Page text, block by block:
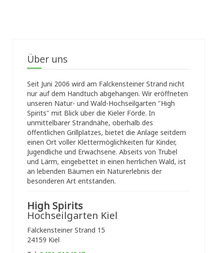
Über uns
Seit Juni 2006 wird am Falckensteiner Strand nicht
nur auf dem Handtuch abgehangen. Wir eröffneten
unseren Natur- und Wald-Hochseilgarten "High
Spirits" mit Blick über die Kieler Förde. In
unmittelbarer Strandnähe, oberhalb des
öffentlichen Grillplatzes, bietet die Anlage seitdem
einen Ort voller Klettermöglichkeiten für Kinder,
Jugendliche und Erwachsene. Abseits von Trubel
und Lärm, eingebettet in einen herrlichen Wald, ist
an lebenden Bäumen ein Naturerlebnis der
besonderen Art entstanden.
High Spirits
Hochseilgarten Kiel
Falckensteiner Strand 15
24159 Kiel